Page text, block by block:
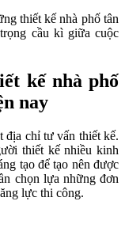
thiết kế nhà phố tân
cầu kì giữa cuộc
kế nhà phố
nay
địa chỉ tư vấn thiết kế.
thiết kế nhiều kinh
tạo để tạo nên được
chọn lựa những đơn
lực thi công.